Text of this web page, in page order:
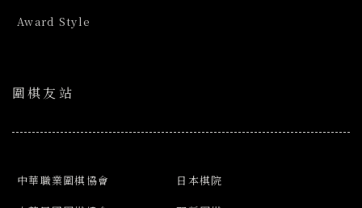
Award Style
圍棋友站
中華職業圍棋協會
日本棋院